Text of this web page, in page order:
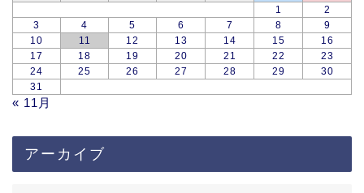
1
2
3
4 5 6 7 8
9
10
11 12 13 14 15
16
17
18 19 20 21 22
23
24
25 26 27 28 29
30
31
« 11月
アーカイブ